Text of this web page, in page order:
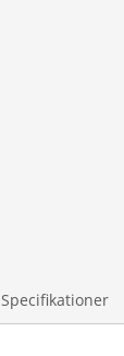
Specifikationer